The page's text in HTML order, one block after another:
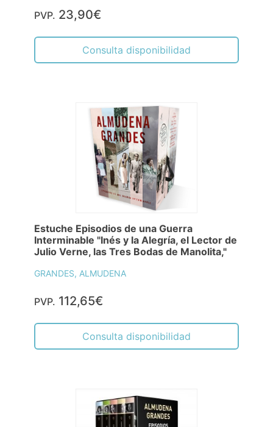
PVP. 23,90€
Consulta disponibilidad
Estuche Episodios de una Guerra
Interminable "Inés y la Alegría, el Lector de
Julio Verne, las Tres Bodas de Manolita,"
GRANDES, ALMUDENA
PVP. 112,65€
Consulta disponibilidad